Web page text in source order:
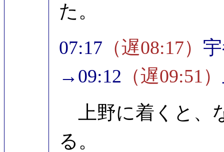
た。
07:17 （遅08:17）
→09:12 （遅09:51）
上野に着くと、
る。